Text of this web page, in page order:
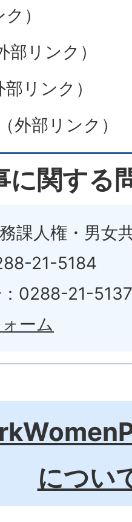
）
部リンク）
部リンク）
（外部リンク）
に関する
課人権・男女
21-5184
0288-21-5137
ーム
につい